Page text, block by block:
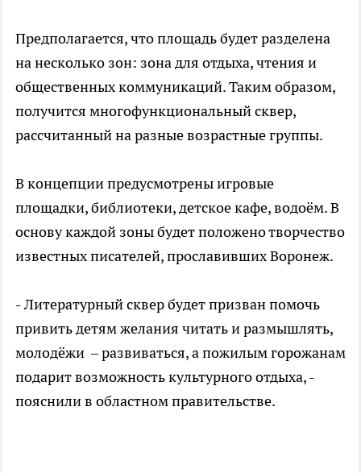
Предполагается, что площадь будет разделена
на несколько зон: зона для отдыха, чтения и
общественных коммуникаций. Таким образом,
получится многофункциональный сквер,
рассчитанный на разные возрастные группы.
В концепции предусмотрены игровые
площадки, библиотеки, детское кафе, водоём. В
основу каждой зоны будет положено творчество
известных писателей, прославивших Воронеж.
- Литературный сквер будет призван помочь
привить детям желания читать и размышлять,
молодёжи – развиваться, а пожилым горожанам
подарит возможность культурного отдыха, -
пояснили в областном правительстве.